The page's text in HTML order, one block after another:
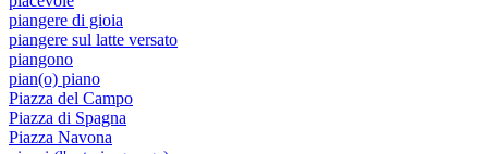
piangere di gioia
piangere sul latte versato
piangono
pian(o) piano
Piazza del Campo
Piazza di Spagna
Piazza Navona